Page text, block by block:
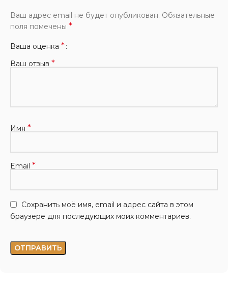
Ваш адрес email не будет опубликован. Обязательные
поля помечены *
Ваша оценка *
Ваш отзыв *
Имя *
Email *
Сохранить моё имя, email и адрес сайта в этом
браузере для последующих моих комментариев.